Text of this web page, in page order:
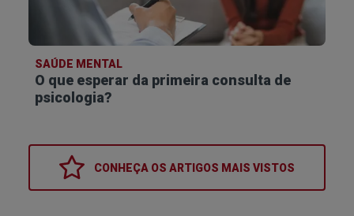
SAÚDE MENTAL
O que esperar da primeira consulta de
psicologia?
CONHEÇA OS ARTIGOS MAIS VISTOS